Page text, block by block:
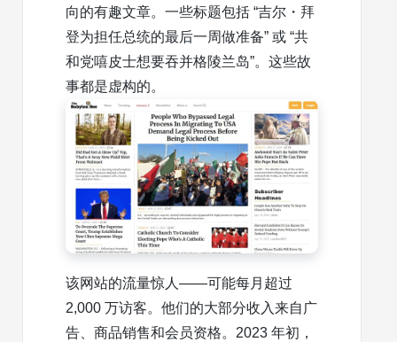
向的有趣文章。一些标题包括 “吉尔・拜
登为担任总统的最后一周做准备” 或 “共
和党嘻皮士想要吞并格陵兰岛”。这些故
事都是虚构的。
该网站的流量惊人——可能每月超过
2,000 万访客。他们的大部分收入来自广
告、商品销售和会员资格。2023 年初，